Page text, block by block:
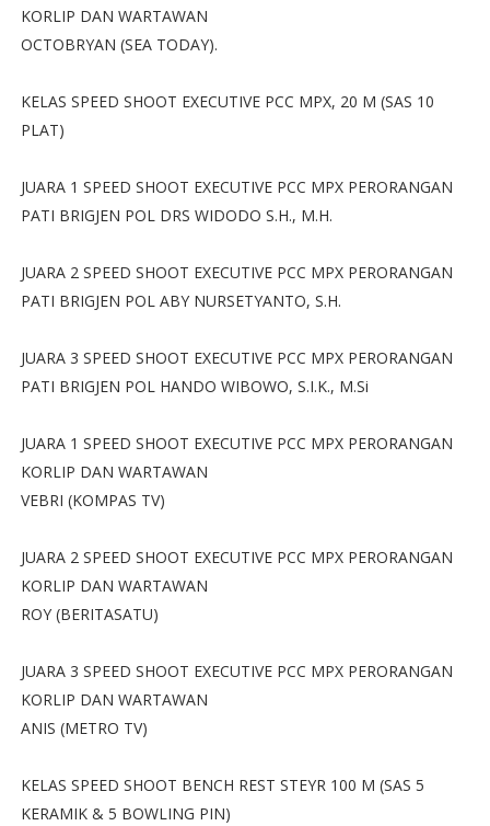
KORLIP DAN WARTAWAN
OCTOBRYAN (SEA TODAY).
KELAS SPEED SHOOT EXECUTIVE PCC MPX, 20 M (SAS 10
PLAT)
JUARA 1 SPEED SHOOT EXECUTIVE PCC MPX PERORANGAN
PATI BRIGJEN POL DRS WIDODO S.H., M.H.
JUARA 2 SPEED SHOOT EXECUTIVE PCC MPX PERORANGAN
PATI BRIGJEN POL ABY NURSETYANTO, S.H.
JUARA 3 SPEED SHOOT EXECUTIVE PCC MPX PERORANGAN
PATI BRIGJEN POL HANDO WIBOWO, S.I.K., M.Si
JUARA 1 SPEED SHOOT EXECUTIVE PCC MPX PERORANGAN
KORLIP DAN WARTAWAN
VEBRI (KOMPAS TV)
JUARA 2 SPEED SHOOT EXECUTIVE PCC MPX PERORANGAN
KORLIP DAN WARTAWAN
ROY (BERITASATU)
JUARA 3 SPEED SHOOT EXECUTIVE PCC MPX PERORANGAN
KORLIP DAN WARTAWAN
ANIS (METRO TV)
KELAS SPEED SHOOT BENCH REST STEYR 100 M (SAS 5
KERAMIK & 5 BOWLING PIN)